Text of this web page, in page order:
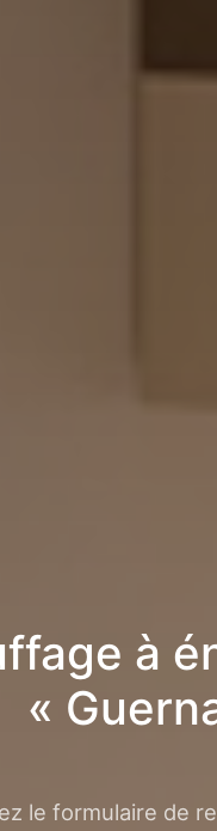
à
«
le formulaire de